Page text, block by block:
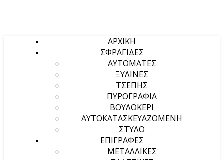
ΑΡΧΙΚΉ
ΣΦΡΑΓΙΔΕΣ
ΑΥΤΟΜΑΤΕΣ
ΞΥΛΙΝΕΣ
ΤΣΕΠΗΣ
ΠΥΡΟΓΡΑΦΙΑ
ΒΟΥΛΟΚΕΡΙ
ΑΥΤΟΚΑΤΑΣΚΕΥΑΖΟΜΕΝΗ
ΣΤΥΛΟ
ΕΠΙΓΡΑΦΕΣ
ΜΕΤΑΛΛΙΚΕΣ